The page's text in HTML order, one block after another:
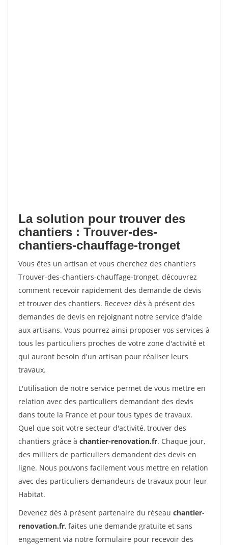
La solution pour trouver des
chantiers : Trouver-des-
chantiers-chauffage-tronget
Vous êtes un artisan et vous cherchez des chantiers
Trouver-des-chantiers-chauffage-tronget, découvrez
comment recevoir rapidement des demande de devis
et trouver des chantiers. Recevez dès à présent des
demandes de devis en rejoignant notre service d'aide
aux artisans. Vous pourrez ainsi proposer vos services à
tous les particuliers proches de votre zone d'activité et
qui auront besoin d'un artisan pour réaliser leurs
travaux.
L'utilisation de notre service permet de vous mettre en
relation avec des particuliers demandant des devis
dans toute la France et pour tous types de travaux.
Quel que soit votre secteur d'activité, trouver des
chantiers grâce à chantier-renovation.fr. Chaque jour,
des milliers de particuliers demandent des devis en
ligne. Nous pouvons facilement vous mettre en relation
avec des particuliers demandeurs de travaux pour leur
Habitat.
Devenez dès à présent partenaire du réseau chantier-
renovation.fr, faites une demande gratuite et sans
engagement via notre formulaire pour recevoir des